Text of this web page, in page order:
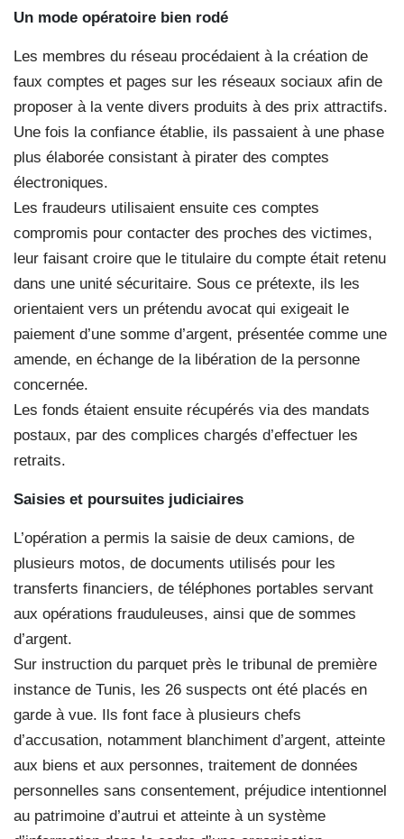
Un mode opératoire bien rodé
Les membres du réseau procédaient à la création de
faux comptes et pages sur les réseaux sociaux afin de
proposer à la vente divers produits à des prix attractifs.
Une fois la confiance établie, ils passaient à une phase
plus élaborée consistant à pirater des comptes
électroniques.
Les fraudeurs utilisaient ensuite ces comptes
compromis pour contacter des proches des victimes,
leur faisant croire que le titulaire du compte était retenu
dans une unité sécuritaire. Sous ce prétexte, ils les
orientaient vers un prétendu avocat qui exigeait le
paiement d’une somme d’argent, présentée comme une
amende, en échange de la libération de la personne
concernée.
Les fonds étaient ensuite récupérés via des mandats
postaux, par des complices chargés d’effectuer les
retraits.
Saisies et poursuites judiciaires
L’opération a permis la saisie de deux camions, de
plusieurs motos, de documents utilisés pour les
transferts financiers, de téléphones portables servant
aux opérations frauduleuses, ainsi que de sommes
d’argent.
Sur instruction du parquet près le tribunal de première
instance de Tunis, les 26 suspects ont été placés en
garde à vue. Ils font face à plusieurs chefs
d’accusation, notamment blanchiment d’argent, atteinte
aux biens et aux personnes, traitement de données
personnelles sans consentement, préjudice intentionnel
au patrimoine d’autrui et atteinte à un système